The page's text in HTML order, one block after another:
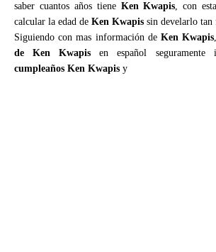
saber cuantos años tiene Ken Kwapis, con
calcular la edad de Ken Kwapis sin develarlo tan
Siguiendo con mas información deKen Kwapis
de Ken Kwapis en español
cumpleaños Ken Kwapis y